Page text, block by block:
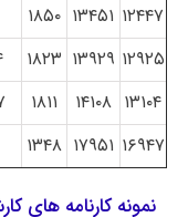
۱۲۴۴۷ ۱۳۴۵۱ ۱۸۵۰
۱۲۹۲۵ ۱۳۹۲۹ ۱۸۲۳
۱۳۱۰۴ ۱۴۱۰۸ ۱۸۱۱
۱۶۹۴۷ ۱۷۹۵۱ ۱۳۴۸